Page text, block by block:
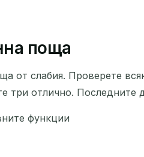
поща
от слабия. Проверете
три отлично. Последните
функции